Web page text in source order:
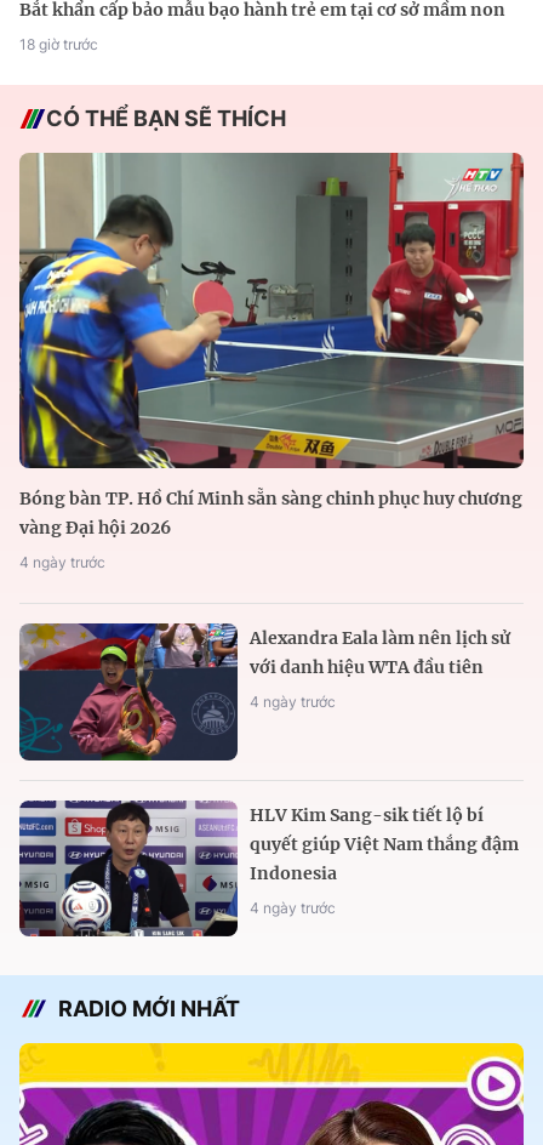
Bắt khẩn cấp bảo mẫu bạo hành trẻ em tại cơ sở mầm non
18 giờ trước
CÓ THỂ BẠN SẼ THÍCH
Bóng bàn TP. Hồ Chí Minh sẵn sàng chinh phục huy chương
vàng Đại hội 2026
4 ngày trước
Alexandra Eala làm nên lịch sử
với danh hiệu WTA đầu tiên
4 ngày trước
HLV Kim Sang-sik tiết lộ bí
quyết giúp Việt Nam thắng đậm
Indonesia
4 ngày trước
RADIO MỚI NHẤT